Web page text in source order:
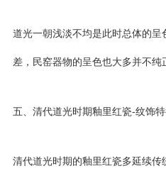
道光一朝浅淡不均是此时总体的
差，民窑器物的呈色也大多并不纯
五、清代道光时期釉里红瓷-纹饰
清代道光时期的釉里红瓷多延续传